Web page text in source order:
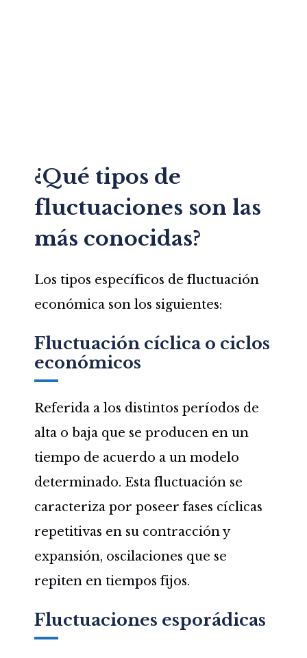
¿Qué tipos de
fluctuaciones son las
más conocidas?
Los tipos específicos de fluctuación
económica son los siguientes:
Fluctuación cíclica o ciclos
económicos
Referida a los distintos períodos de
alta o baja que se producen en un
tiempo de acuerdo a un modelo
determinado. Esta fluctuación se
caracteriza por poseer fases cíclicas
repetitivas en su contracción y
expansión, oscilaciones que se
repiten en tiempos fijos.
Fluctuaciones esporádicas